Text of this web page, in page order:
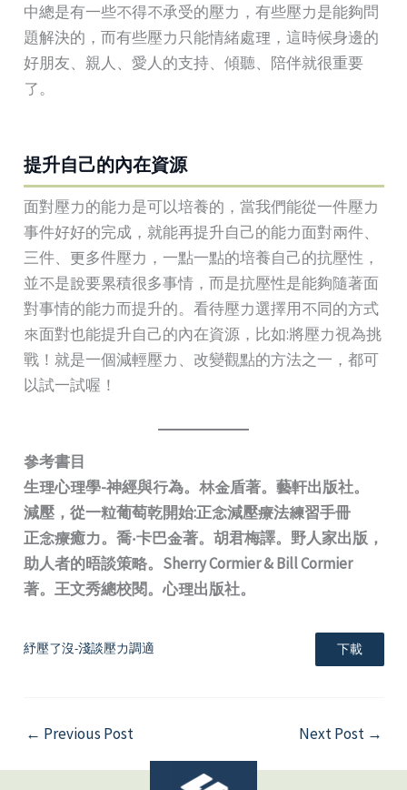
中總是有一些不得不承受的壓力，有些壓力是能夠問
題解決的，而有些壓力只能情緒處理，這時候身邊的
好朋友、親人、愛人的支持、傾聽、陪伴就很重要
了。
提升自己的內在資源
面對壓力的能力是可以培養的，當我們能從一件壓力
事件好好的完成，就能再提升自己的能力面對兩件、
三件、更多件壓力，一點一點的培養自己的抗壓性，
並不是說要累積很多事情，而是抗壓性是能夠隨著面
對事情的能力而提升的。看待壓力選擇用不同的方式
來面對也能提升自己的內在資源，比如:將壓力視為挑
戰！就是一個減輕壓力、改變觀點的方法之一，都可
以試一試喔！
參考書目
生理心理學-神經與行為。林金盾著。藝軒出版社。
減壓，從一粒葡萄乾開始:正念減壓療法練習手冊
正念療癒力。喬‧卡巴金著。胡君梅譯。野人家出版，
助人者的晤談策略。Sherry Cormier & Bill Cormier
著。王文秀總校閱。心理出版社。
紓壓了沒-淺談壓力調適 下載
← Previous Post Next Post →